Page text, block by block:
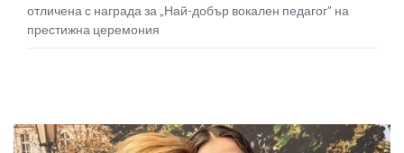
отличена с награда за „Най-добър вокален педагог” на
престижна церемония